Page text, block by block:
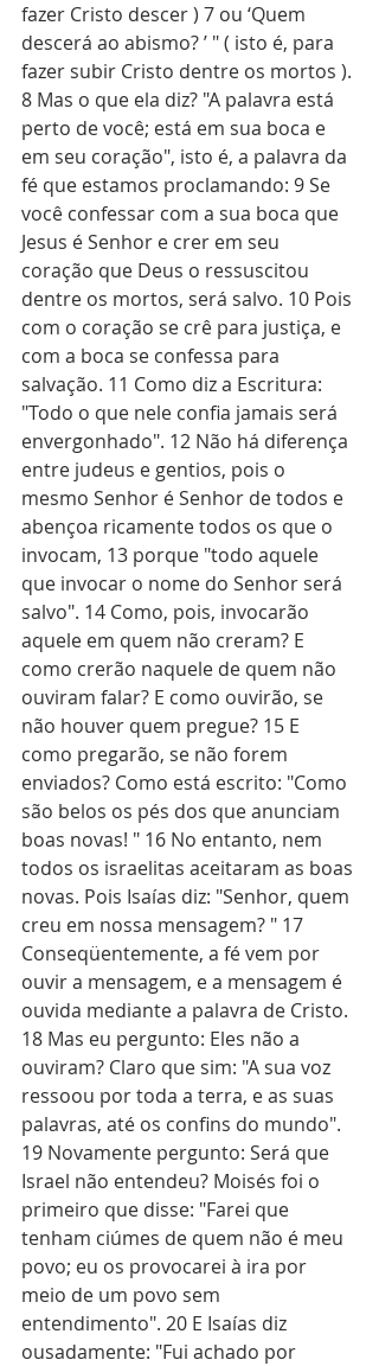
fazer Cristo descer ) 7 ou ‘Quem
descerá ao abismo? ’ " ( isto é, para
fazer subir Cristo dentre os mortos ).
8 Mas o que ela diz? "A palavra está
perto de você; está em sua boca e
em seu coração", isto é, a palavra da
fé que estamos proclamando: 9 Se
você confessar com a sua boca que
Jesus é Senhor e crer em seu
coração que Deus o ressuscitou
dentre os mortos, será salvo. 10 Pois
com o coração se crê para justiça, e
com a boca se confessa para
salvação. 11 Como diz a Escritura:
"Todo o que nele confia jamais será
envergonhado". 12 Não há diferença
entre judeus e gentios, pois o
mesmo Senhor é Senhor de todos e
abençoa ricamente todos os que o
invocam, 13 porque "todo aquele
que invocar o nome do Senhor será
salvo". 14 Como, pois, invocarão
aquele em quem não creram? E
como crerão naquele de quem não
ouviram falar? E como ouvirão, se
não houver quem pregue? 15 E
como pregarão, se não forem
enviados? Como está escrito: "Como
são belos os pés dos que anunciam
boas novas! " 16 No entanto, nem
todos os israelitas aceitaram as boas
novas. Pois Isaías diz: "Senhor, quem
creu em nossa mensagem? " 17
Conseqüentemente, a fé vem por
ouvir a mensagem, e a mensagem é
ouvida mediante a palavra de Cristo.
18 Mas eu pergunto: Eles não a
ouviram? Claro que sim: "A sua voz
ressoou por toda a terra, e as suas
palavras, até os confins do mundo".
19 Novamente pergunto: Será que
Israel não entendeu? Moisés foi o
primeiro que disse: "Farei que
tenham ciúmes de quem não é meu
povo; eu os provocarei à ira por
meio de um povo sem
entendimento". 20 E Isaías diz
ousadamente: "Fui achado por